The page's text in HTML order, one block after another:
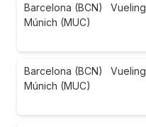
Barcelona (BCN)
Múnich (MUC)
Vueling
Barcelona (BCN)
Múnich (MUC)
Vueling